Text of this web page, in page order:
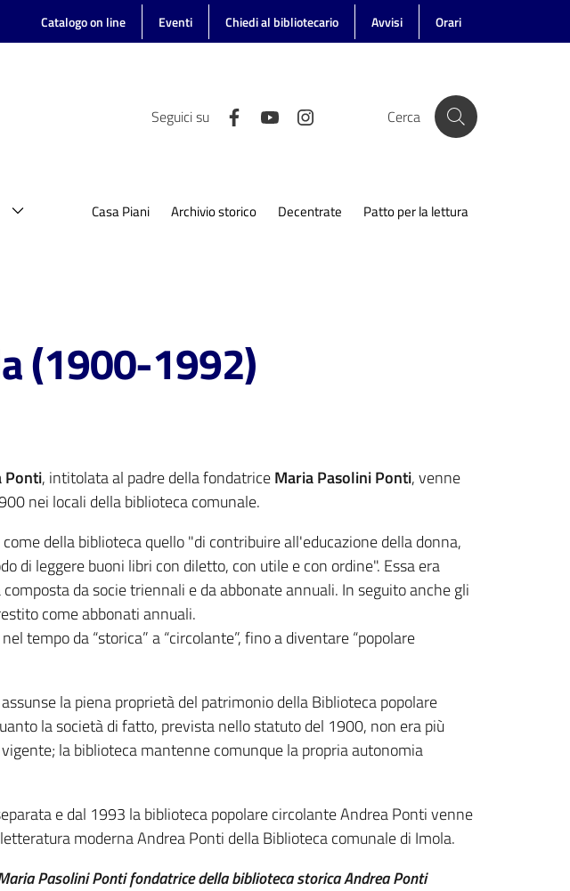
Catalogo on line Eventi Chiedi al bibliotecario Avvisi Orari
Seguici su Cerca
Casa Piani Archivio storico Decentrate Patto per la lettura
(1900-1992)
Ponti, intitolata al padre della fondatriceMaria Pasolini Ponti, venne
nei locali della biblioteca comunale.
della biblioteca quello "di contribuire all'educazione della donna,
di leggere buoni libri con diletto, con utile e con ordine". Essa era
da socie triennali e da abbonate annuali. In seguito anche gli
come abbonati annuali.
tempo da “storica” a “circolante”, fino a diventare “popolare
la piena proprietà del patrimonio della Biblioteca popolare
la società di fatto, prevista nello statuto del 1900, non era più
la biblioteca mantenne comunque la propria autonomia
e dal 1993 la biblioteca popolare circolante Andrea Ponti venne
moderna Andrea Ponti della Biblioteca comunale di Imola.
Pasolini Ponti fondatrice della biblioteca storica Andrea Ponti